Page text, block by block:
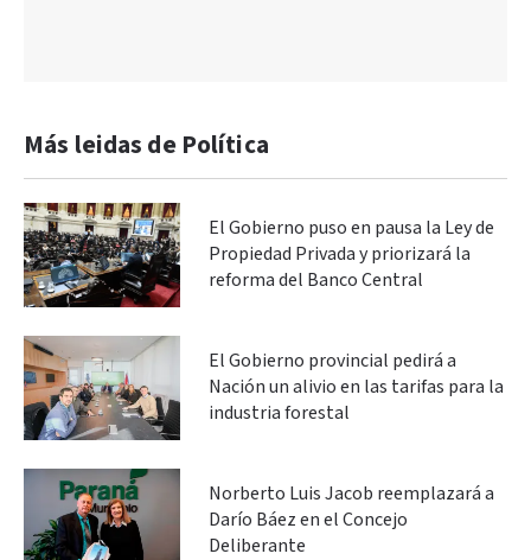
Más leidas de Política
El Gobierno puso en pausa la Ley de
Propiedad Privada y priorizará la
reforma del Banco Central
El Gobierno provincial pedirá a
Nación un alivio en las tarifas para la
industria forestal
Norberto Luis Jacob reemplazará a
Darío Báez en el Concejo
Deliberante